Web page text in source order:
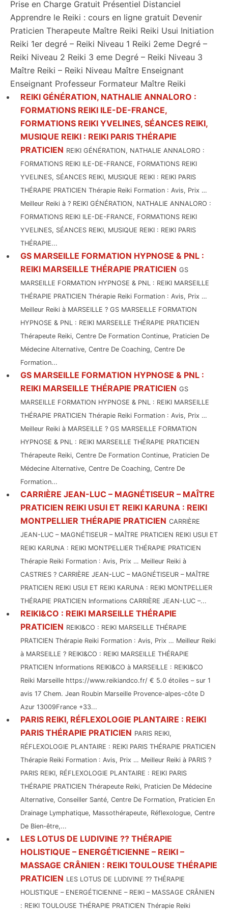
Prise en Charge Gratuit Présentiel Distanciel
Apprendre le Reiki : cours en ligne gratuit Devenir
Praticien Therapeute Maître Reiki Reiki Usui Initiation
Reiki 1er degré – Reiki Niveau 1 Reiki 2eme Degré –
Reiki Niveau 2 Reiki 3 eme Degré – Reiki Niveau 3
Maître Reiki – Reiki Niveau Maître Enseignant
Enseignant Professeur Formateur Maître Reiki
REIKI GÉNÉRATION, NATHALIE ANNALORO :
FORMATIONS REIKI ILE-DE-FRANCE,
FORMATIONS REIKI YVELINES, SÉANCES REIKI,
MUSIQUE REIKI : REIKI PARIS THÉRAPIE
PRATICIEN REIKI GÉNÉRATION, NATHALIE ANNALORO :
FORMATIONS REIKI ILE-DE-FRANCE, FORMATIONS REIKI
YVELINES, SÉANCES REIKI, MUSIQUE REIKI : REIKI PARIS
THÉRAPIE PRATICIEN Thérapie Reiki Formation : Avis, Prix …
Meilleur Reiki à ? REIKI GÉNÉRATION, NATHALIE ANNALORO :
FORMATIONS REIKI ILE-DE-FRANCE, FORMATIONS REIKI
YVELINES, SÉANCES REIKI, MUSIQUE REIKI : REIKI PARIS
THÉRAPIE...
GS MARSEILLE FORMATION HYPNOSE & PNL :
REIKI MARSEILLE THÉRAPIE PRATICIEN GS
MARSEILLE FORMATION HYPNOSE & PNL : REIKI MARSEILLE
THÉRAPIE PRATICIEN Thérapie Reiki Formation : Avis, Prix …
Meilleur Reiki à MARSEILLE ? GS MARSEILLE FORMATION
HYPNOSE & PNL : REIKI MARSEILLE THÉRAPIE PRATICIEN
Thérapeute Reiki, Centre De Formation Continue, Praticien De
Médecine Alternative, Centre De Coaching, Centre De
Formation...
GS MARSEILLE FORMATION HYPNOSE & PNL :
REIKI MARSEILLE THÉRAPIE PRATICIEN GS
MARSEILLE FORMATION HYPNOSE & PNL : REIKI MARSEILLE
THÉRAPIE PRATICIEN Thérapie Reiki Formation : Avis, Prix …
Meilleur Reiki à MARSEILLE ? GS MARSEILLE FORMATION
HYPNOSE & PNL : REIKI MARSEILLE THÉRAPIE PRATICIEN
Thérapeute Reiki, Centre De Formation Continue, Praticien De
Médecine Alternative, Centre De Coaching, Centre De
Formation...
CARRIÈRE JEAN-LUC – MAGNÉTISEUR – MAÎTRE
PRATICIEN REIKI USUI ET REIKI KARUNA : REIKI
MONTPELLIER THÉRAPIE PRATICIEN CARRIÈRE
JEAN-LUC – MAGNÉTISEUR – MAÎTRE PRATICIEN REIKI USUI ET
REIKI KARUNA : REIKI MONTPELLIER THÉRAPIE PRATICIEN
Thérapie Reiki Formation : Avis, Prix … Meilleur Reiki à
CASTRIES ? CARRIÈRE JEAN-LUC – MAGNÉTISEUR – MAÎTRE
PRATICIEN REIKI USUI ET REIKI KARUNA : REIKI MONTPELLIER
THÉRAPIE PRATICIEN Informations CARRIÈRE JEAN-LUC –...
REIKI&CO : REIKI MARSEILLE THÉRAPIE
PRATICIEN REIKI&CO : REIKI MARSEILLE THÉRAPIE
PRATICIEN Thérapie Reiki Formation : Avis, Prix … Meilleur Reiki
à MARSEILLE ? REIKI&CO : REIKI MARSEILLE THÉRAPIE
PRATICIEN Informations REIKI&CO à MARSEILLE : REIKI&CO
Reiki Marseille https://www.reikiandco.fr/ € 5.0 étoiles – sur 1
avis 17 Chem. Jean Roubin Marseille Provence-alpes-côte D
Azur 13009France +33...
PARIS REIKI, RÉFLEXOLOGIE PLANTAIRE : REIKI
PARIS THÉRAPIE PRATICIEN PARIS REIKI,
RÉFLEXOLOGIE PLANTAIRE : REIKI PARIS THÉRAPIE PRATICIEN
Thérapie Reiki Formation : Avis, Prix … Meilleur Reiki à PARIS ?
PARIS REIKI, RÉFLEXOLOGIE PLANTAIRE : REIKI PARIS
THÉRAPIE PRATICIEN Thérapeute Reiki, Praticien De Médecine
Alternative, Conseiller Santé, Centre De Formation, Praticien En
Drainage Lymphatique, Massothérapeute, Réflexologue, Centre
De Bien-être,...
LES LOTUS DE LUDIVINE ?? THÉRAPIE
HOLISTIQUE – ENERGÉTICIENNE – REIKI –
MASSAGE CRÂNIEN : REIKI TOULOUSE THÉRAPIE
PRATICIEN LES LOTUS DE LUDIVINE ?? THÉRAPIE
HOLISTIQUE – ENERGÉTICIENNE – REIKI – MASSAGE CRÂNIEN
: REIKI TOULOUSE THÉRAPIE PRATICIEN Thérapie Reiki